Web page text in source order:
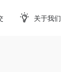
关于我们